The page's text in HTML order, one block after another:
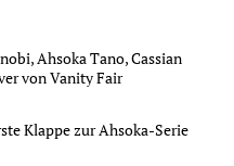
Ahsoka Tano, Cassian
von Vanity Fair
Klappe zur Ahsoka-Serie